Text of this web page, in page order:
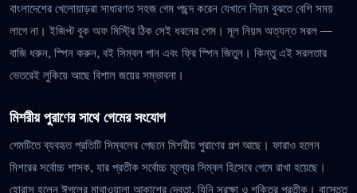
বাংলাদেশের খেলোয়াড়রা সাধারণত সহজ গেম পছন্দ করেন যেখানে নিয়ম বুঝতে বেশি সময়
লাগে না। ইজিপ্ট বুক অফ মিস্ট্রি ঠিক সেই ধরনের গেম। মূল নিয়ম অত্যন্ত সরল —
বাজি ধরুন, স্পিন করুন, বই সিম্বল পান এবং ফ্রি স্পিন জিতুন। কিন্তু এই সরলতার
ভেতরেই লুকিয়ে আছে বিশাল জয়ের সম্ভাবনা।
মিশরীয় পুরাণের সাথে গেমের সংযোগ
গেমটিতে ব্যবহৃত প্রতিটি সিম্বলের পেছনে মিশরীয় পুরাণের গল্প আছে। ফারাও হলেন
মিশরের সর্বোচ্চ শাসক, যার প্রতীক সর্বোচ্চ মূল্যের সিম্বল হিসেবে গেমে রাখা হয়েছে।
হোরাস হলেন ঈগলের মাথাওয়ালা আকাশের দেবতা, যিনি সুরক্ষা ও শক্তির প্রতীক। বাস্তেত